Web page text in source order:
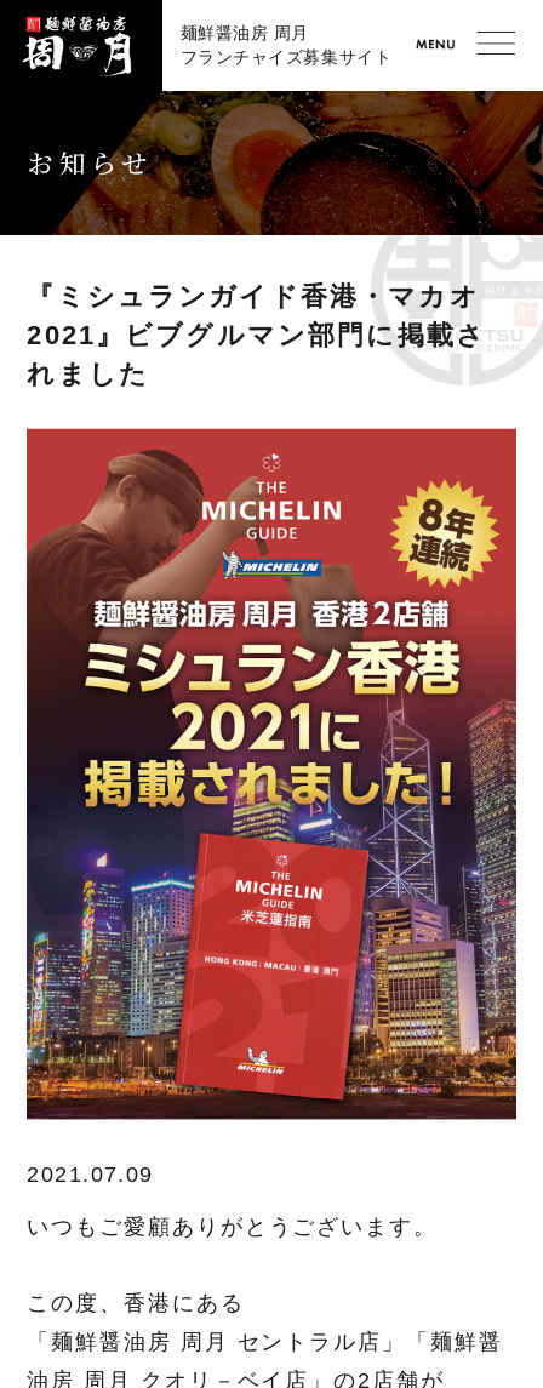
麺鮮醤油房 周月
フランチャイズ募集サイト
お知らせ
『ミシュランガイド香港・マカオ
2021』ビブグルマン部門に掲載さ
れました
2021.07.09
いつもご愛顧ありがとうございます。
この度、香港にある
「麺鮮醤油房 周月 セントラル店」「麺鮮醤
油房 周月 クオリ－ベイ店」の2店舗が